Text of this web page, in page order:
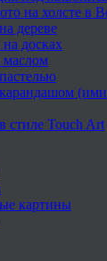
на холсте в
дереве
досках
стиле Touch Art
картины